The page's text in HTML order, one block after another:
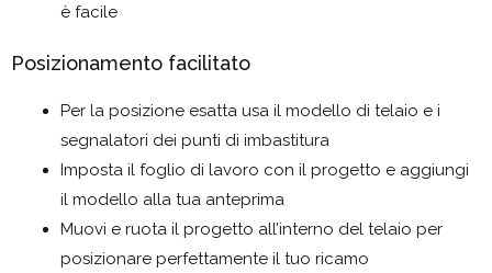
è facile
Posizionamento facilitato
Per la posizione esatta usa il modello di telaio e i
segnalatori dei punti di imbastitura
Imposta il foglio di lavoro con il progetto e aggiungi
il modello alla tua anteprima
Muovi e ruota il progetto all’interno del telaio per
posizionare perfettamente il tuo ricamo